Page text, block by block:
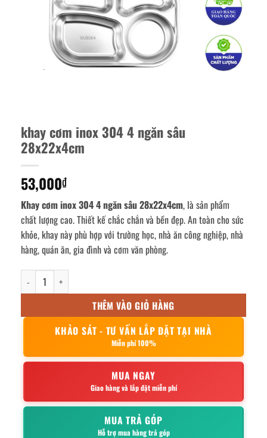
khay cơm inox 304 4 ngăn sâu
28x22x4cm
53,000₫
Khay cơm inox 304 4 ngăn sâu 28x22x4cm, là sản phẩm
chất lượng cao. Thiết kế chắc chắn và bền đẹp. An toàn cho sức
khỏe, khay này phù hợp với trường học, nhà ăn công nghiệp, nhà
hàng, quán ăn, gia đình và cơm văn phòng.
khay cơm inox 304 4 ngăn sâu 28x22x4cm số lượng
THÊM VÀO GIỎ HÀNG
KHẢO SÁT - TƯ VẤN LẮP ĐẶT TẠI NHÀ
Miễn phí 100%
MUA NGAY
Giao hàng và lắp đặt miễn phí
MUA TRẢ GÓP
Hỗ trợ mua hàng trả góp